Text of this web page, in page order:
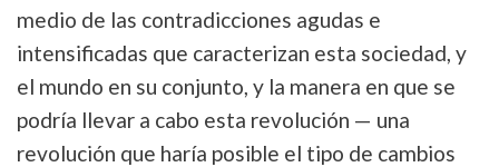
medio de las contradicciones agudas e
intensificadas que caracterizan esta sociedad, y
el mundo en su conjunto, y la manera en que se
podría llevar a cabo esta revolución — una
revolución que haría posible el tipo de cambios